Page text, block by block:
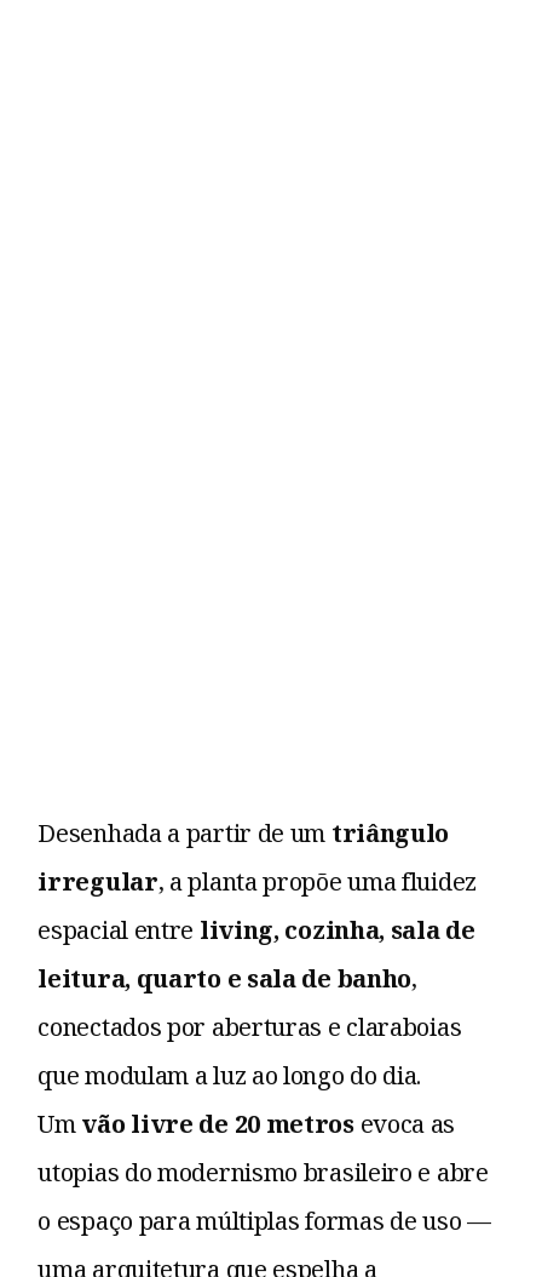
Desenhada a partir de um triângulo
irregular, a planta propõe uma fluidez
espacial entre living, cozinha, sala de
leitura, quarto e sala de banho,
conectados por aberturas e claraboias
que modulam a luz ao longo do dia.
Umvão livre de 20 metrosevoca as
utopias do modernismo brasileiro e abre
o espaço para múltiplas formas de uso —
uma arquitetura que espelha a